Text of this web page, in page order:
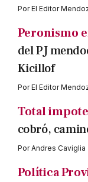
PorEl Editor
Peronismo
del PJ
Kicillof
PorEl Editor
Total
cobró,
PorAndres Caviglia
Política